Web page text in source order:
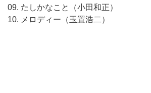
09. たしかなこと（小田和正）
10. メロディー（玉置浩二）